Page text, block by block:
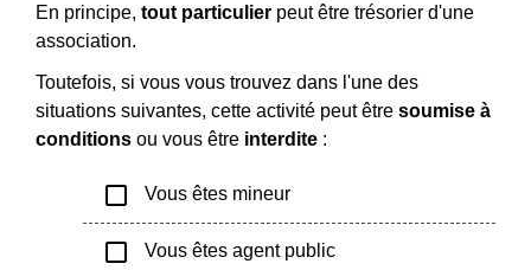
En principe, tout particulier peut être trésorier d'une
association.
Toutefois, si vous vous trouvez dans l'une des
situations suivantes, cette activité peut être soumise à
conditions ou vous être interdite :
check_box_outline_blank Vous êtes mineur
check_box_outline_blank Vous êtes agent public